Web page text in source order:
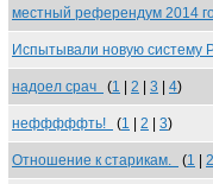
местный референдум 2014
Испытывали новую систему
надоел срач (1 2 3 4)
нефффффть! (1 2 3)
Отношение к старикам. (1 2